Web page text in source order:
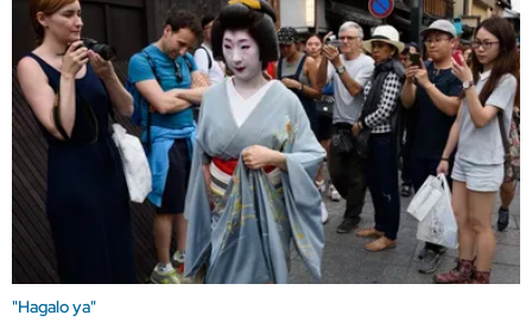
"Hagalo ya"